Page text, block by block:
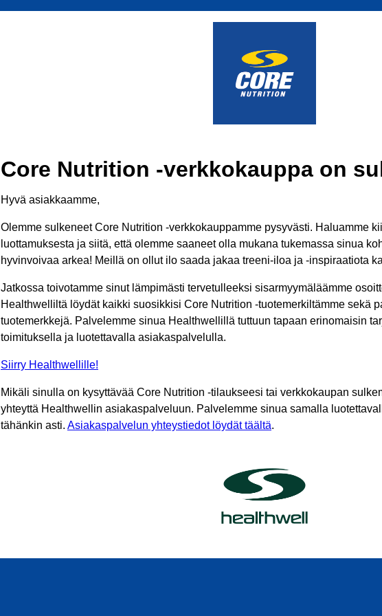
Core Nutrition -verkkokauppa on
Hyvä asiakkaamme,
Olemme sulkeneet Core Nutrition -verkkokauppamme pysyvästi. Haluamme
luottamuksesta ja siitä, että olemme saaneet olla mukana tukemassa sinua
hyvinvoivaa arkea! Meillä on ollut ilo saada jakaa treeni-iloa ja -inspiraatiota
Jatkossa toivotamme sinut lämpimästi tervetulleeksi sisarmyymäläämme
Healthwelliltä löydät kaikki suosikkisi Core Nutrition -tuotemerkiltämme sekä
tuotemerkkejä. Palvelemme sinua Healthwellillä tuttuun tapaan erinomaisin
toimituksella ja luotettavalla asiakaspalvelulla.
Siirry Healthwellille!
Mikäli sinulla on kysyttävää Core Nutrition -tilaukseesi tai verkkokaupan
yhteyttä Healthwellin asiakaspalveluun. Palvelemme sinua samalla
tähänkin asti. Asiakaspalvelun yhteystiedot löydät täältä.